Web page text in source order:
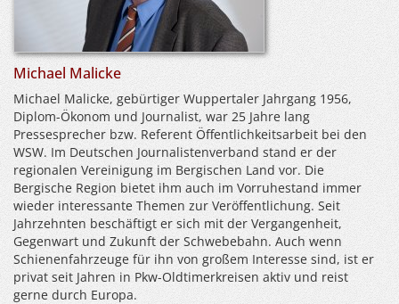
Michael Malicke
Michael Malicke, gebürtiger Wuppertaler Jahrgang 1956,
Diplom-Ökonom und Journalist, war 25 Jahre lang
Pressesprecher bzw. Referent Öffentlichkeitsarbeit bei den
WSW. Im Deutschen Journalistenverband stand er der
regionalen Vereinigung im Bergischen Land vor. Die
Bergische Region bietet ihm auch im Vorruhestand immer
wieder interessante Themen zur Veröffentlichung. Seit
Jahrzehnten beschäftigt er sich mit der Vergangenheit,
Gegenwart und Zukunft der Schwebebahn. Auch wenn
Schienenfahrzeuge für ihn von großem Interesse sind, ist er
privat seit Jahren in Pkw-Oldtimerkreisen aktiv und reist
gerne durch Europa.